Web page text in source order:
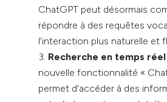
ChatGPT peut désormais
répondre à des requêtes
l’interaction plus naturelle et
Recherche en temps
nouvelle fonctionnalité «
permet d’accéder à des